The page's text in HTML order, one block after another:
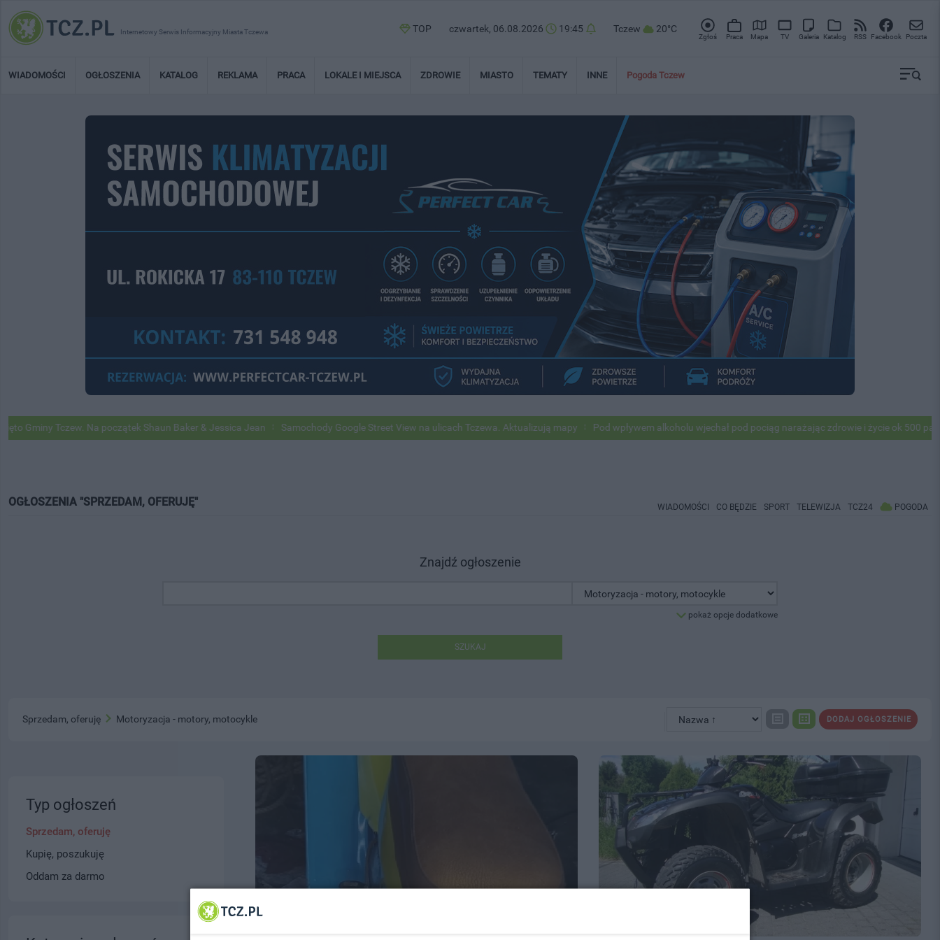
Internetowy Serwis Informacyjny Miasta Tczewa TOP czwartek, 06.08.2026 19:45 Tczew 20°C
Zgłoś Praca Mapa TV Galeria Katalog RSS Facebook Poczta
WIADOMOŚCI OGŁOSZENIA KATALOG REKLAMA PRACA LOKALE I MIEJSCA ZDROWIE MIASTO TEMATY INNE Pogoda Tczew
Tczew. Na początek Shaun Baker & Jessica Jean Samochody Google Street View na ulicach Tczewa. Aktualizują mapy Pod wpływem alkoholu wjechał pod pociąg narażając zdrowie i życie ok 500
OGŁOSZENIA "SPRZEDAM, OFERUJĘ" WIADOMOŚCI CO BĘDZIE SPORT TELEWIZJA TCZ24 POGODA
Znajdź ogłoszenie
pokaż opcje dodatkowe
SZUKAJ
DODAJ OGŁOSZENIE
Sprzedam, oferuję Motoryzacja - motory, motocykle
Typ ogłoszeń
Sprzedam, oferuję
Kupię, poszukuję
Oddam za darmo